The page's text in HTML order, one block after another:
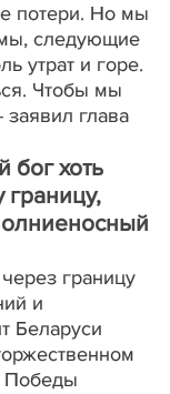
потери. Но мы
следующие
утрат и горе.
Чтобы мы
глава
бог хоть
границу,
границу
и
Беларуси
Победы